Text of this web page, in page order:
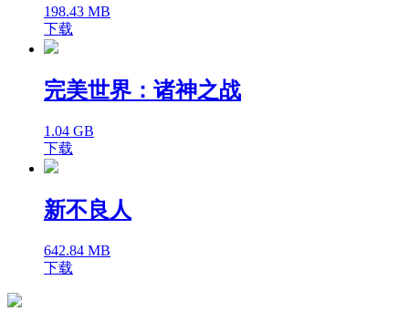
198.43 MB
下载
完美世界：诸神之战
1.04 GB
下载
新不良人
642.84 MB
下载